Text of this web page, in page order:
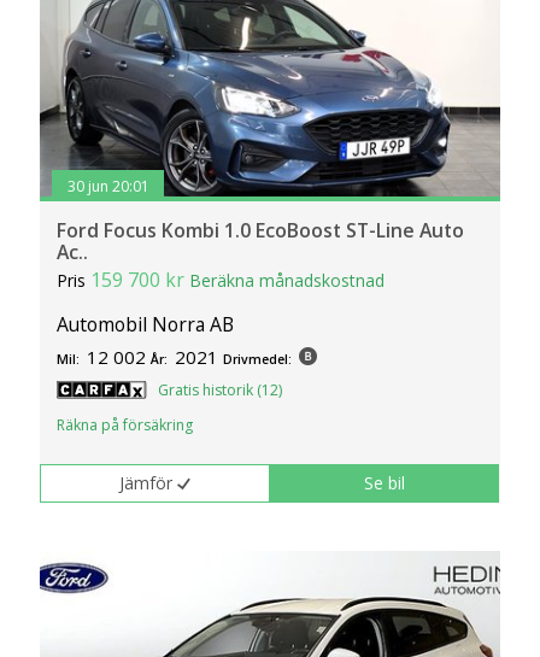
30 jun 20:01
Ford Focus Kombi 1.0 EcoBoost ST-Line Auto
Ac..
Pris 159 700 kr Beräkna månadskostnad
Automobil Norra AB
Mil: 12 002 År: 2021 Drivmedel:
Gratis historik (12)
Räkna på försäkring
Jämför Se bil